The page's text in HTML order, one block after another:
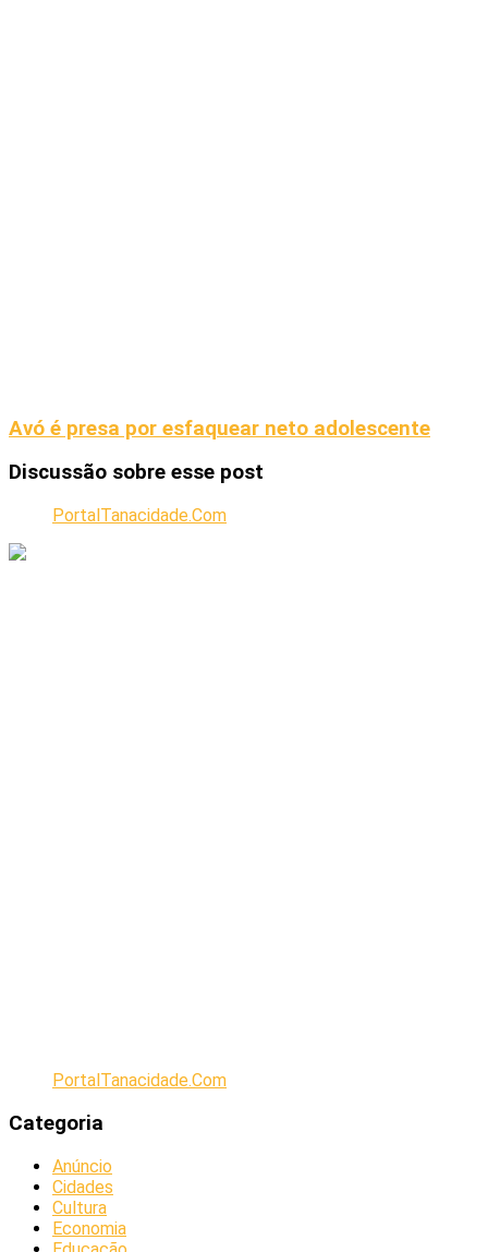
Avó é presa por esfaquear neto adolescente
Discussão sobre esse post
PortalTanacidade.Com
PortalTanacidade.Com
Categoria
Anúncio
Cidades
Cultura
Economia